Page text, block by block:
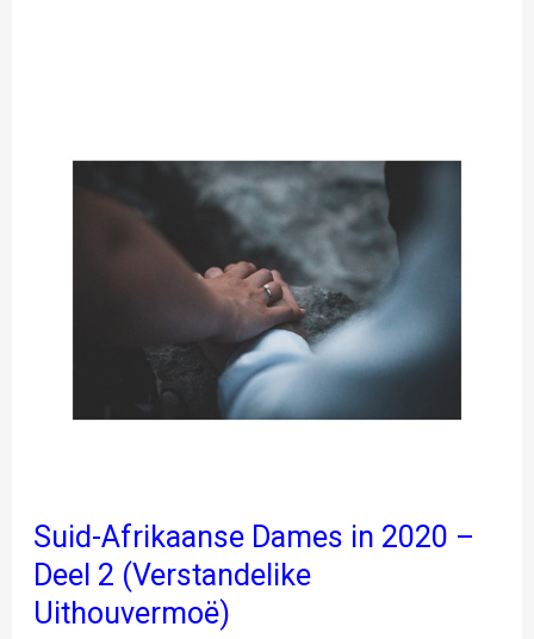
Suid-Afrikaanse Dames in 2020 –
Deel 2 (Verstandelike
Uithouvermoë)
(Verstandelike
Uithouvermoë)